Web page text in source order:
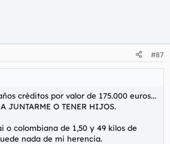
#87
créditos por valor de 175.000 euros...
JUNTARME O TENER HIJOS.
o colombiana de 1,50 y 49 kilos de
nada de mi herencia.